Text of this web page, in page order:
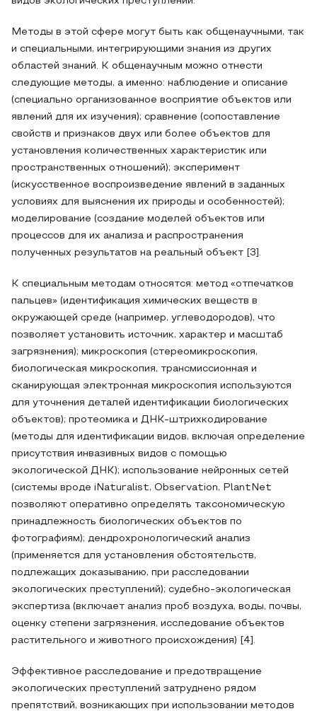
Методы в этой сфере могут быть как общенаучными, так
и специальными, интегрирующими знания из других
областей знаний. К общенаучным можно отнести
следующие методы, а именно: наблюдение и описание
(специально организованное восприятие объектов или
явлений для их изучения); сравнение (сопоставление
свойств и признаков двух или более объектов для
установления количественных характеристик или
пространственных отношений); эксперимент
(искусственное воспроизведение явлений в заданных
условиях для выяснения их природы и особенностей);
моделирование (создание моделей объектов или
процессов для их анализа и распространения
полученных результатов на реальный объект [3].
К специальным методам относятся: метод «отпечатков
пальцев» (идентификация химических веществ в
окружающей среде (например, углеводородов), что
позволяет установить источник, характер и масштаб
загрязнения); микроскопия (стереомикроскопия,
биологическая микроскопия, трансмиссионная и
сканирующая электронная микроскопия используются
для уточнения деталей идентификации биологических
объектов); протеомика и ДНК-штрихкодирование
(методы для идентификации видов, включая определение
присутствия инвазивных видов с помощью
экологической ДНК); использование нейронных сетей
(системы вроде iNaturalist, Observation, PlantNet
позволяют оперативно определять таксономическую
принадлежность биологических объектов по
фотографиям); дендрохронологический анализ
(применяется для установления обстоятельств,
подлежащих доказыванию, при расследовании
экологических преступлений); судебно-экологическая
экспертиза (включает анализ проб воздуха, воды, почвы,
оценку степени загрязнения, исследование объектов
растительного и животного происхождения) [4].
Эффективное расследование и предотвращение
экологических преступлений затруднено рядом
препятствий, возникающих при использовании методов